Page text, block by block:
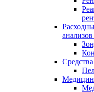
анализов